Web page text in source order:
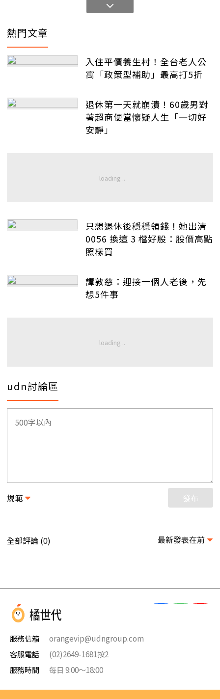
熱門文章
入住平價養生村！全台老人公
寓「政策型補助」最高打5折
退休第一天就崩潰！60歲男對
著超商便當懷疑人生「一切好
安靜」
只想退休後穩穩領錢！她出清
0056 換這 3 檔好股：股價高點
照樣買
譚敦慈：迎接一個人老後，先
想5件事
udn討論區
規範 發布
全部評論 (0) 最新發表在前
服務信箱
orangevip@udngroup.com
客服電話
(02)2649-1681按2
服務時間
每日 9:00～18:00